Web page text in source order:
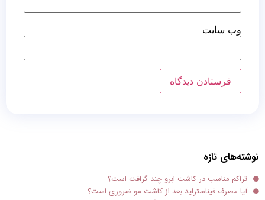
وب‌ سایت
نوشته‌های تازه
تراکم مناسب در کاشت ابرو چند گرافت است؟
آیا مصرف فیناستراید بعد از کاشت مو ضروری است؟